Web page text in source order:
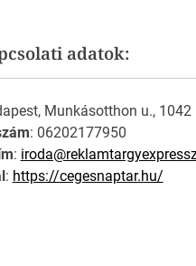
adatok:
Munkásotthon u., 1042
: 06202177950
:
: https://cegesnaptar.hu/